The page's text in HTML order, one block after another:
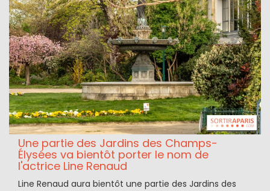
Une partie des Jardins des Champs-
Élysées va bientôt porter le nom de
l'actrice Line Renaud
Line Renaud aura bientôt une partie des Jardins des